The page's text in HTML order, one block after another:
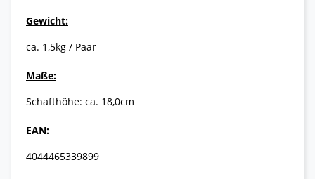
Gewicht:
ca. 1,5kg / Paar
Maße:
Schafthöhe: ca. 18,0cm
EAN:
4044465339899